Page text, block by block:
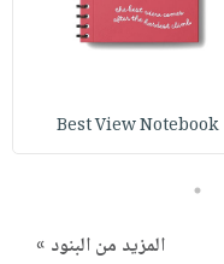
Best View Notebook
5
المزيد من البنود »